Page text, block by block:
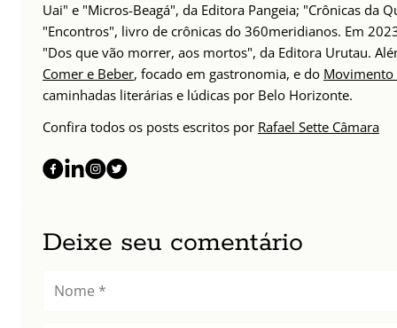
Uai" e "Micros-Beagá", da Editora Pangeia; "Crônicas da
"Encontros", livro de crônicas do 360meridianos. Em
"Dos que vão morrer, aos mortos", da Editora Urutau.
Comer e Beber, focado em gastronomia, e do Movimento
caminhadas literárias e lúdicas por Belo Horizonte.
Confira todos os posts escritos por Rafael Sette Câmara
Deixe seu comentário